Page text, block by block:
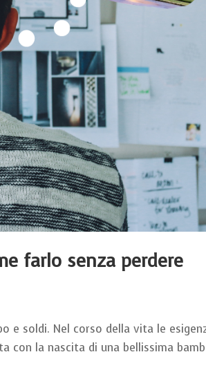
farlo senza perdere
e soldi. Nel corso della vita le
con la nascita di una bellissima